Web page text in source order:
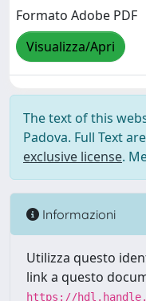
Formato Adobe PDF
Visualizza/Apri
The text of this
Padova. Full Text
exclusive license.
Informazioni
Utilizza questo
link a questo
https://